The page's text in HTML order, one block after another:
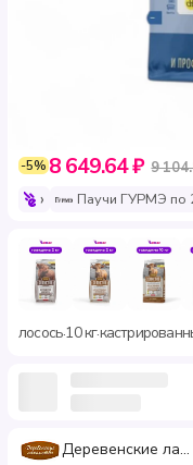
-5% 8 649.64 ₽ 9
Паучи ГУРМЭ по
лосось·10 кг·
Деревенские лакомства